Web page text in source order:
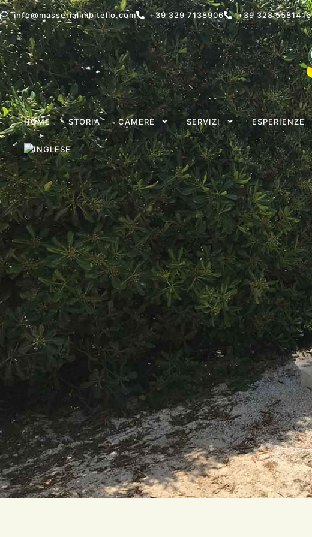
info@masserialimbitello.com +39 329 7138906 +39 328 5581416
HOME STORIA CAMERE SERVIZI ESPERIENZE